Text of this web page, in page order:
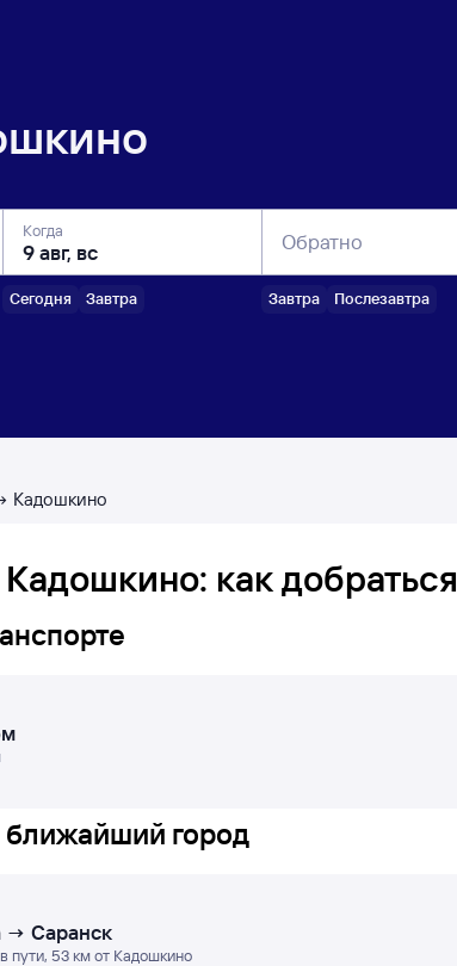
Когда
Сегодня Завтра
Обратно
Завтра Послезавтра
Кадошкино
Кадошкино: как добраться
город
→ Саранск
в пути, 53 км от Кадошкино